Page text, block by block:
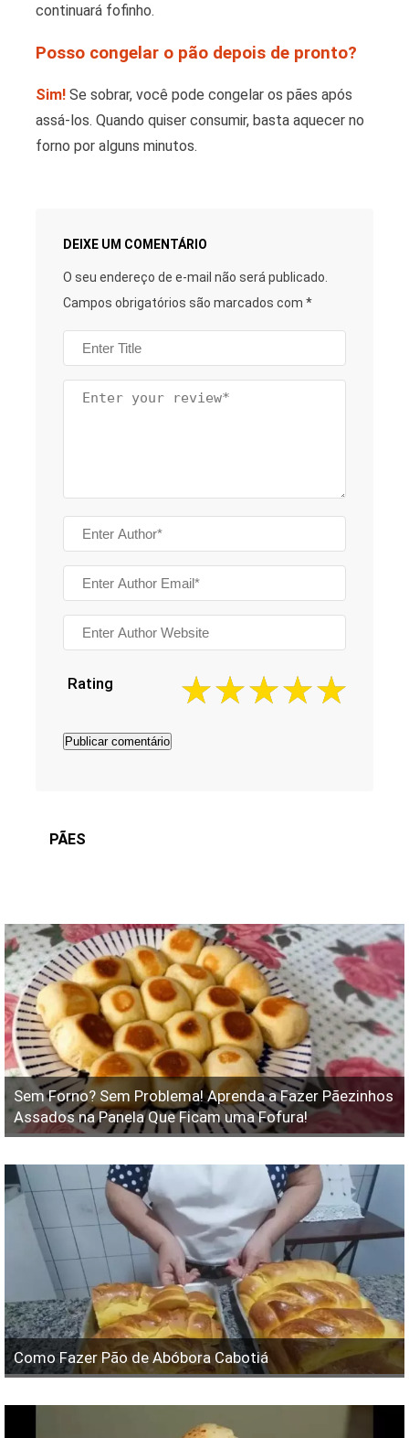
continuará fofinho.
Posso congelar o pão depois de pronto?
Sim! Se sobrar, você pode congelar os pães após
assá-los. Quando quiser consumir, basta aquecer no
forno por alguns minutos.
DEIXE UM COMENTÁRIO
O seu endereço de e-mail não será publicado.
Campos obrigatórios são marcados com *
Rating
PÃES
Sem Forno? Sem Problema! Aprenda a Fazer Pãezinhos
Assados na Panela Que Ficam uma Fofura!
Como Fazer Pão de Abóbora Cabotiá